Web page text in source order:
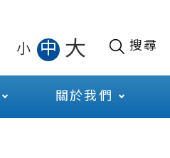
小 中 大 搜尋
關於我們